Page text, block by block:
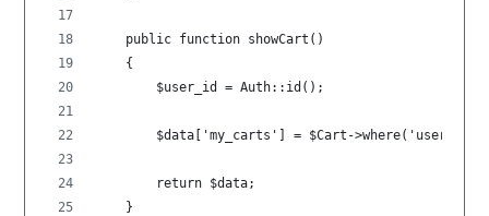
    public function showCart()
    {
        $user_id = Auth::id();
$data['my_carts'] = $Cart-
        return $data;
    }